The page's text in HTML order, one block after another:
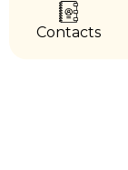
Contacts